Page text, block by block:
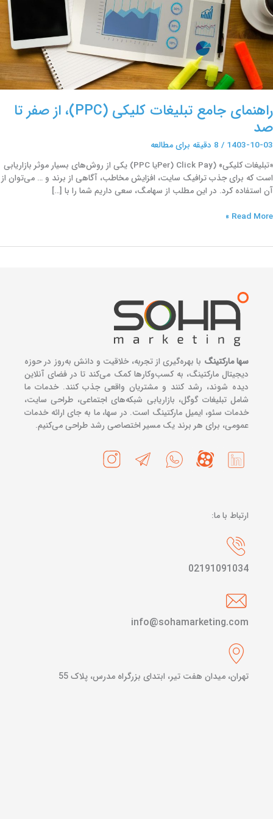
راهنمای جامع تبلیغات کلیکی (PPC)، از صفر تا
صد
1403-10-03
/ 8 دقیقه برای مطالعه
«تبلیغات کلیکی» (Click Pay (Perیا PPC) یکی از روش‌های بسیار موثر بازاریابی
است که برای جذب ترافیک سایت، افزایش مخاطب، آگاهی از برند و … می‌توان از
آن استفاده کرد. در این مطلب از سهامگ، سعی داریم شما را با […]
تا
صد
Read More »
سها مارکتینگ با بهره‌گیری از تجربه، خلاقیت و دانش به‌روز در حوزه
دیجیتال مارکتینگ، به کسب‌وکارها کمک می‌کند تا در فضای آنلاین
دیده شوند، رشد کنند و مشتریان واقعی جذب کنند. خدمات ما
شامل تبلیغات گوگل، بازاریابی شبکه‌های اجتماعی، طراحی سایت،
خدمات سئو، ایمیل مارکتینگ است. در سها، ما به جای ارائه خدمات
عمومی، برای هر برند یک مسیر اختصاصی رشد طراحی می‌کنیم.
ارتباط با ما:
02191091034
info@sohamarketing.com
تهران، میدان هفت تیر، ابتدای بزرگراه مدرس، پلاک 55